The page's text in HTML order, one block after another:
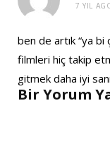
7 YIL
ben de artık “ya bi
filmleri hiç takip
gitmek daha iyi
Bir Yorum